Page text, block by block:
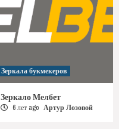
Зеркала букмекеров
Зеркало Мелбет
6 лет ago Артур Лозовой